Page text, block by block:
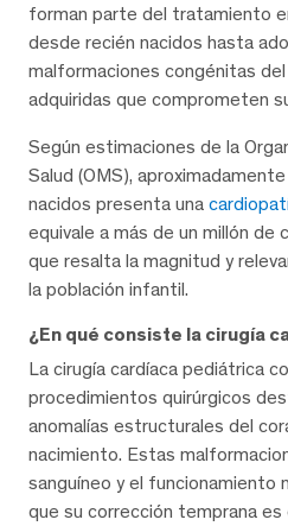
forman parte del tratamiento
desde recién nacidos hasta
malformaciones congénitas
adquiridas que comprometen
Según estimaciones de la
Salud (OMS),
nacidos presenta una
equivale a más de un millón de
que resalta la magnitud y
la población infantil.
¿En qué consiste la cirugía
La cirugía cardíaca pediátrica
procedimientos quirúrgicos
anomalías estructurales del
nacimiento. Estas
sanguíneo y el funcionamiento
que su corrección temprana es